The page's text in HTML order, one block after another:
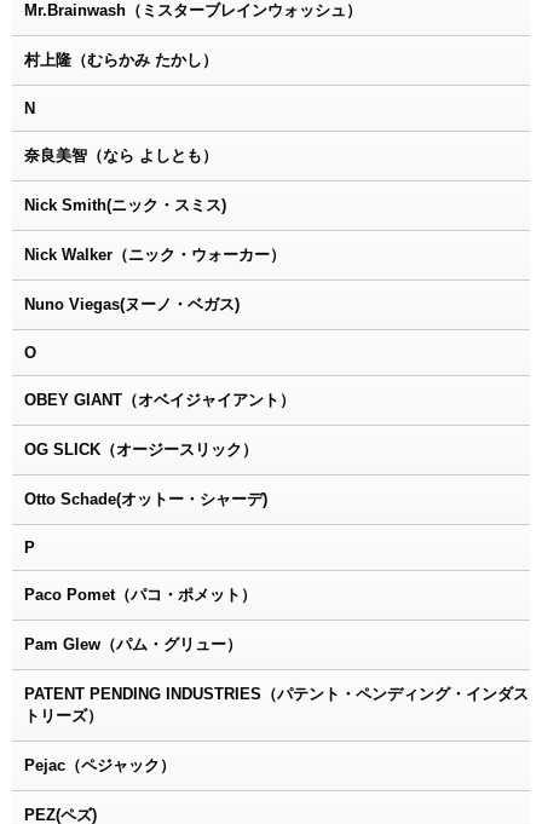
Mr.Brainwash（ミスターブレインウォッシュ）
村上隆（むらかみ たかし）
N
奈良美智（なら よしとも）
Nick Smith(ニック・スミス)
Nick Walker（ニック・ウォーカー）
Nuno Viegas(ヌーノ・ベガス)
O
OBEY GIANT（オベイジャイアント）
OG SLICK（オージースリック）
Otto Schade(オットー・シャーデ)
P
Paco Pomet（パコ・ポメット）
Pam Glew（パム・グリュー）
PATENT PENDING INDUSTRIES（パテント・ペンディング・インダス
トリーズ）
Pejac（ペジャック）
PEZ(ペズ)